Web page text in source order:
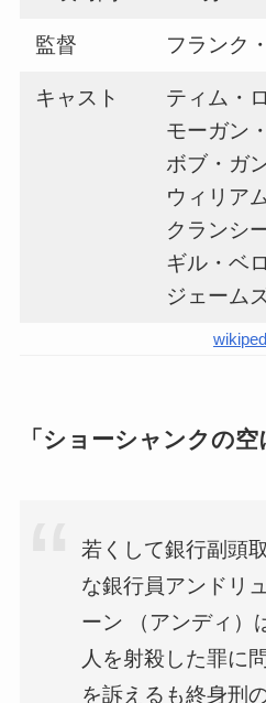
監督 フランク
キャスト
ティム・
モーガン
ボブ・ガ
ウィリア
クランシ
ギル・ベ
ジェーム
「ショーシャンクの
若くして銀行副頭
な銀行員アンドリ
ーン （アンディ）
人を射殺した罪に
を訴えるも終身刑